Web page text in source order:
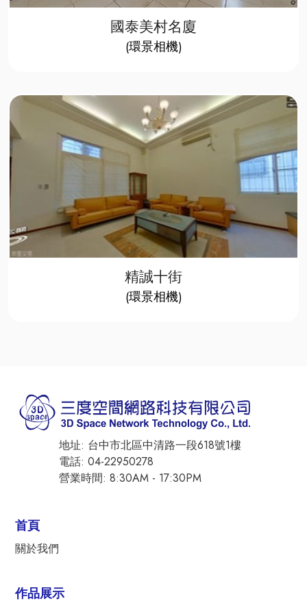
國泰美村名廈
​(環景相機)​​
精誠十街
​(環景相機)​​
地址: 台中市北區中清路一段618號1樓
電話: 04-22950278
營業時間: 8:30AM - 17:30PM
首頁
關於我們
作品展示